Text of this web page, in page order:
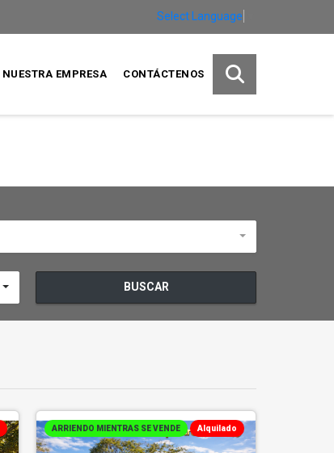
Select Language
NUESTRA EMPRESA CONTÁCTENOS
BUSCAR
ARRIENDO MIENTRAS SE VENDE Alquilado